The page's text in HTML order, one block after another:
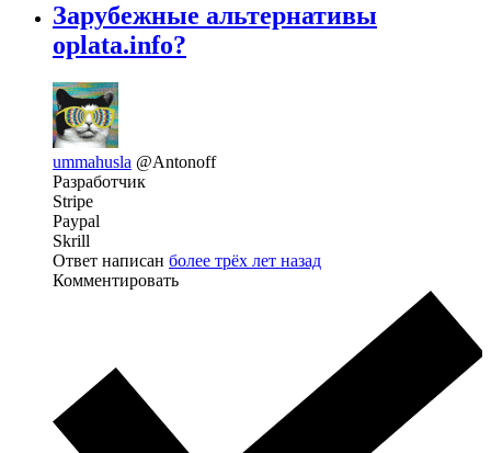
Зарубежные альтернативы
oplata.info?
ummahusla @Antonoff
Разработчик
Stripe
Paypal
Skrill
Ответ написан более трёх лет назад
Комментировать